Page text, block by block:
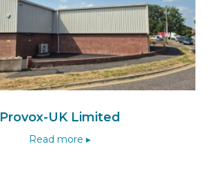
Provox-UK Limited
Read more ▸